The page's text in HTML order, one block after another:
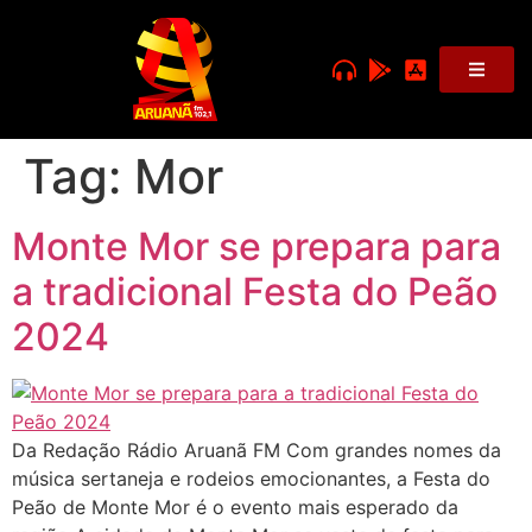
Tag: Mor
Monte Mor se prepara para
a tradicional Festa do Peão
2024
Da Redação Rádio Aruanã FM Com grandes nomes da
música sertaneja e rodeios emocionantes, a Festa do
Peão de Monte Mor é o evento mais esperado da